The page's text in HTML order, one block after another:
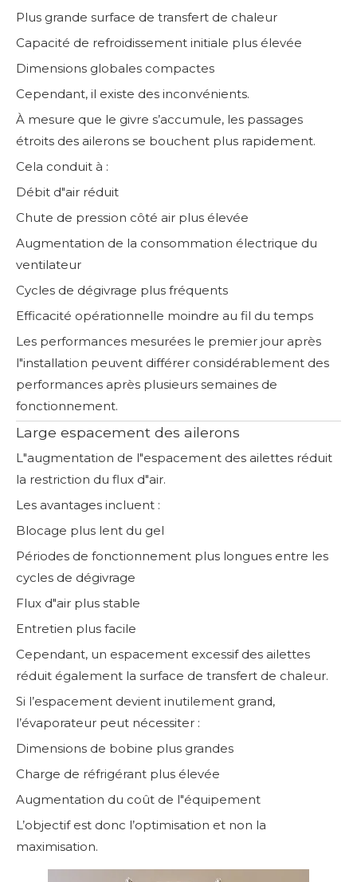
Plus grande surface de transfert de chaleur
Capacité de refroidissement initiale plus élevée
Dimensions globales compactes
Cependant, il existe des inconvénients.
À mesure que le givre s’accumule, les passages
étroits des ailerons se bouchent plus rapidement.
Cela conduit à :
Débit d"air réduit
Chute de pression côté air plus élevée
Augmentation de la consommation électrique du
ventilateur
Cycles de dégivrage plus fréquents
Efficacité opérationnelle moindre au fil du temps
Les performances mesurées le premier jour après
l"installation peuvent différer considérablement des
performances après plusieurs semaines de
fonctionnement.
Large espacement des ailerons
L"augmentation de l"espacement des ailettes réduit
la restriction du flux d"air.
Les avantages incluent :
Blocage plus lent du gel
Périodes de fonctionnement plus longues entre les
cycles de dégivrage
Flux d"air plus stable
Entretien plus facile
Cependant, un espacement excessif des ailettes
réduit également la surface de transfert de chaleur.
Si l’espacement devient inutilement grand,
l’évaporateur peut nécessiter :
Dimensions de bobine plus grandes
Charge de réfrigérant plus élevée
Augmentation du coût de l"équipement
L’objectif est donc l’optimisation et non la
maximisation.